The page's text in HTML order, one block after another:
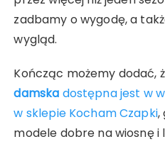
zadbamy o wygodę, a
wygląd.
Kończąc możemy dodać,
damska dostępna jest w
w sklepie Kocham Czapki,
modele dobre na wiosnę